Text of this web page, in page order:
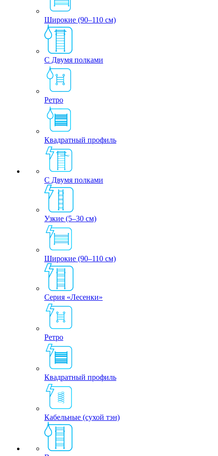
Широкие (90–110 см)
С Двумя полками
Ретро
Квадратный профиль
С Двумя полками
Узкие (5–30 см)
Широкие (90–110 см)
Серия «Лесенки»
Ретро
Квадратный профиль
Кабельные (сухой тэн)